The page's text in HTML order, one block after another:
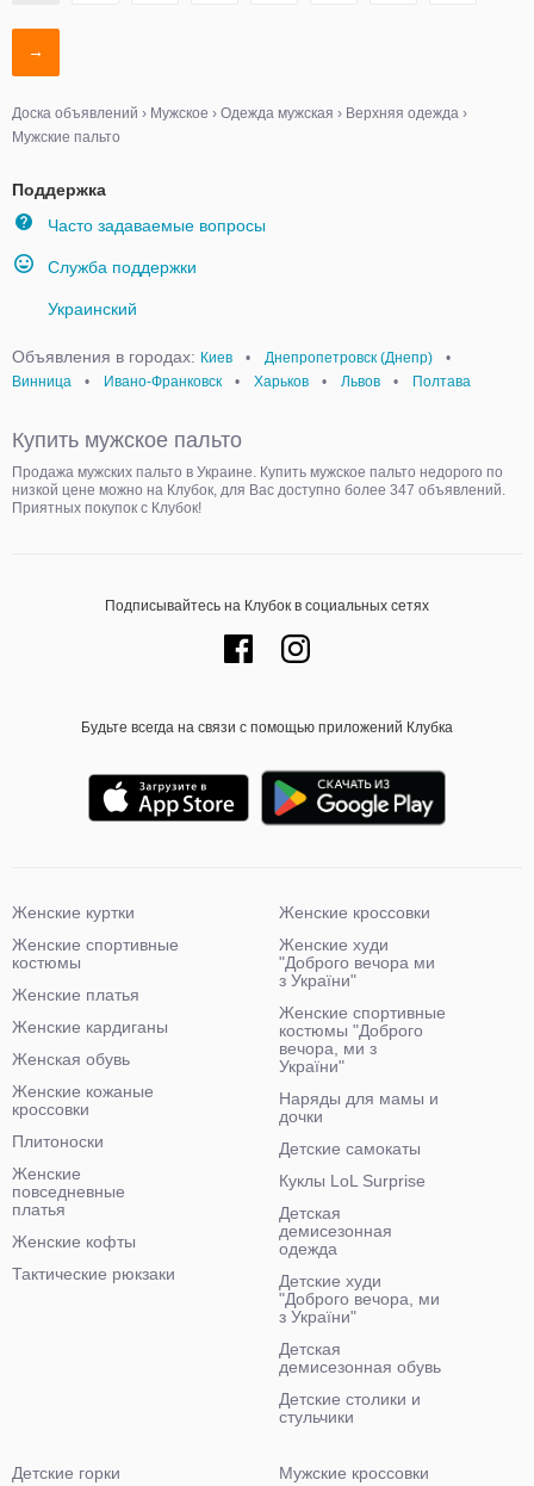
→
Доска объявлений › Мужское › Одежда мужская › Верхняя одежда ›
Мужские пальто
Поддержка
Часто задаваемые вопросы
Служба поддержки
Украинский
Объявления в городах: Киев • Днепропетровск (Днепр)
•
Винница
• Ивано-Франковск • Харьков • Львов • Полтава
Купить мужское пальто
Продажа мужских пальто в Украине. Купить мужское пальто недорого по
низкой цене можно на Клубок, для Вас доступно более 347 объявлений.
Приятных покупок с Клубок!
Подписывайтесь на Клубок в социальных сетях
Будьте всегда на связи с помощью приложений Клубка
Женские куртки
Женские спортивные
костюмы
Женские платья
Женские кардиганы
Женская обувь
Женские кожаные
кроссовки
Плитоноски
Женские
повседневные
платья
Женские кофты
Тактические рюкзаки
Женские кроссовки
Женские худи
"Доброго вечора ми
з України"
Женские спортивные
костюмы "Доброго
вечора, ми з
України"
Наряды для мамы и
дочки
Детские самокаты
Куклы LoL Surprise
Детская
демисезонная
одежда
Детские худи
"Доброго вечора, ми
з України"
Детская
демисезонная обувь
Детские столики и
стульчики
Детские горки
Мужские кроссовки